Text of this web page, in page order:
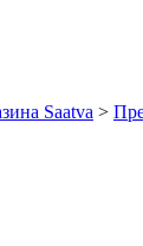
Saatva >